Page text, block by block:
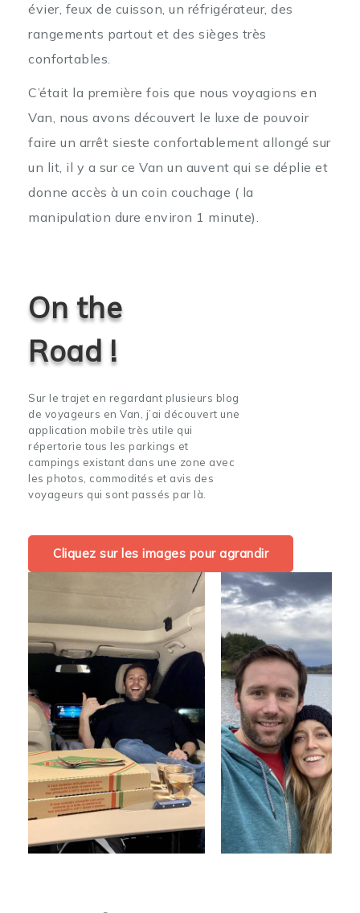
évier, feux de cuisson, un réfrigérateur, des
rangements partout et des sièges très
confortables.
C’était la première fois que nous voyagions en
Van, nous avons découvert le luxe de pouvoir
faire un arrêt sieste confortablement allongé sur
un lit, il y a sur ce Van un auvent qui se déplie et
donne accès à un coin couchage ( la
manipulation dure environ 1 minute).
On the
Road !
Sur le trajet en regardant plusieurs blog
de voyageurs en Van, j’ai découvert une
application mobile très utile qui
répertorie tous les parkings et
campings existant dans une zone avec
les photos, commodités et avis des
voyageurs qui sont passés par là.
Cliquez sur les images pour agrandir